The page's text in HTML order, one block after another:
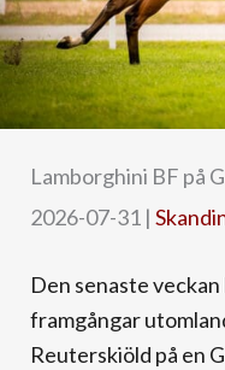
Lamborghini BF på
2026-07-31 |
Den senaste
framgångar
Reuterskiöld på en